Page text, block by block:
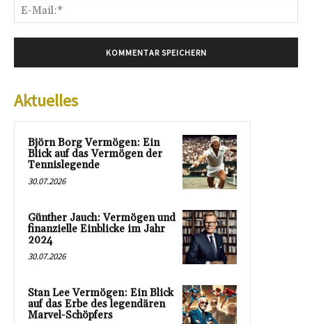
Aktuelles
Björn Borg Vermögen: Ein
Blick auf das Vermögen der
Tennislegende
30.07.2026
Günther Jauch: Vermögen und
finanzielle Einblicke im Jahr
2024
30.07.2026
Stan Lee Vermögen: Ein Blick
auf das Erbe des legendären
Marvel-Schöpfers